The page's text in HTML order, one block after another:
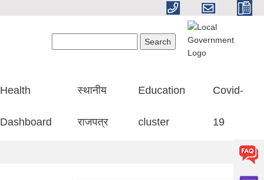
Health
Dashboard
स्थानीय
राजपत्र
Education
cluster
Covid-
19